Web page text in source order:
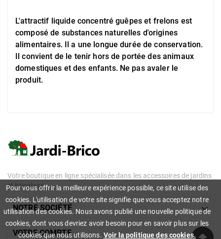
Pour vous offrir la meilleure expérience possible, ce site utilise des
cookies. L'utilisation de votre site signifie que vous acceptez notre
utilisation des cookies. Nous avons publié une nouvelle politique de
cookies, dont vous devriez avoir besoin pour en savoir plus sur les
cookies que nous utilisons. Voir la politique des cookies.
L'attractif liquide concentré guêpes et frelons est
composé de substances naturelles d'origines
alimentaires. Il a une longue durée de conservation.
Il convient de le tenir hors de portée des animaux
domestiques et des enfants. Ne pas avaler le
produit.
Votre boutique en ligne spécialisée dans les accessoires de jardins
et bricolage.
NOTRE SOCIÉTÉ 
VOTRE COMPTE 